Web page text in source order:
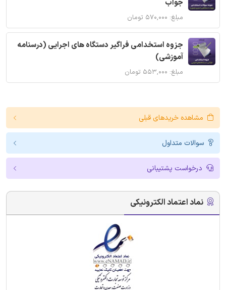
جواب
مبلغ: ۵۷۰,۰۰۰ تومان
جزوه استخدامی فراگیر دستگاه های اجرایی (درسنامه
آموزشی)
مبلغ: ۵۵۳,۰۰۰ تومان
مشاهده خریدهای قبلی
سوالات متداول
درخواست پشتیبانی
نماد اعتماد الکترونیکی